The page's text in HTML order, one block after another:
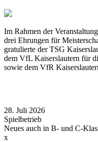
Im Rahmen der
drei Ehrungen für
gratulierte der TSG
dem VfL Kaiserslautern für
sowie dem VfR
28. Juli 2026
Spielbetrieb
Neues auch in B- und C-
x